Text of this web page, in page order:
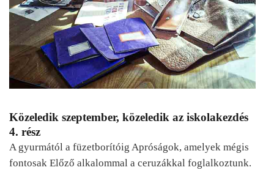
Közeledik szeptember, közeledik az iskolakezdés
4. rész
A gyurmától a füzetborítóig Apróságok, amelyek mégis
fontosak Előző alkalommal a ceruzákkal foglalkoztunk.